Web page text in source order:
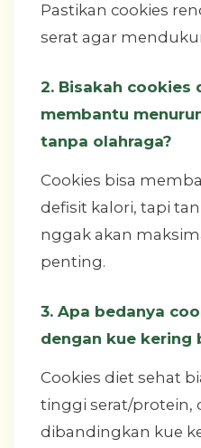
Pastikan cookies
serat agar
2. Bisakah cookies
membantu
tanpa olahraga?
Cookies bisa
defisit kalori, tapi
nggak akan
penting.
3. Apa bedanya
dengan kue kering
Cookies diet sehat
tinggi serat/protein,
dibandingkan kue